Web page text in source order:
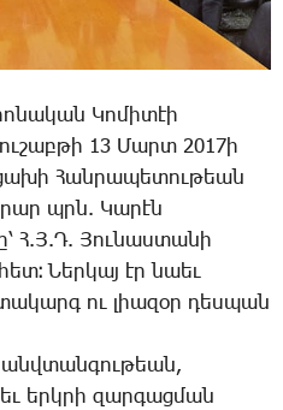
­­Կո­մի­տէի
13 ­­Մարտ 2017ի
­­Հան­րա­պե­տու­թեան
պրն. ­­Կա­րէն
Հ.Յ.Դ. ­­Յու­նաս­տա­նի
­­Ներ­կայ էր նաեւ
ու լիա­զօր դես­պան
երկ­րի զար­գաց­ման